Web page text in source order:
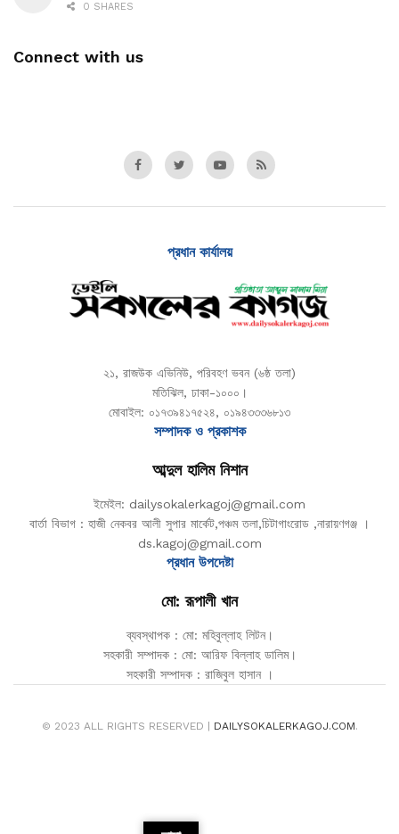
0 SHARES
Connect with us
প্রধান কার্যালয়
২১, রাজউক এভিনিউ, পরিবহণ ভবন (৬ষ্ঠ তলা)
মতিঝিল, ঢাকা-১০০০।
মোবাইল: ০১৭৩৯৪১৭৫২৪, ০১৯৪৩৩৩৬৮১৩
সম্পাদক ও প্রকাশক
আব্দুল হালিম নিশান
ইমেইল: dailysokalerkagoj@gmail.com
বার্তা বিভাগ : হাজী নেকবর আলী সুপার মার্কেট,পঞ্চম তলা,চিটাগাংরোড ,নারায়ণগঞ্জ ।
ds.kagoj@gmail.com
প্রধান উপদেষ্টা
মো: রূপালী খান
ব্যবস্থাপক : মো: মহিবুল্লাহ লিটন।
সহকারী সম্পাদক : মো: আরিফ বিল্লাহ ডালিম।
সহকারী সম্পাদক : রাজিবুল হাসান ।
© 2023 ALL RIGHTS RESERVED | DAILYSOKALERKAGOJ.COM.